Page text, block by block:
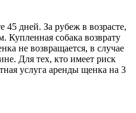
45 дней. За рубеж в возрасте,
Купленная собака возврату
не возвращается, в случае
Для тех, кто имеет риск
услуга аренды щенка на 3